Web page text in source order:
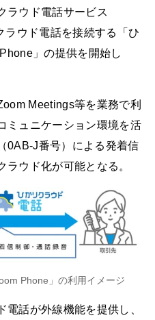
ラウド電話サービス
ラウド電話を接続する「ひ
」の提供を開始し
Meetings等を業務で利
ミュニケーション環境を活
0AB-J番号）による発着信
ラウド化が可能となる。
Phone」の利用イメージ
話が外線機能を提供し、